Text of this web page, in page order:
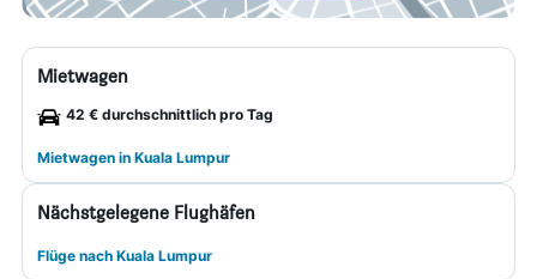
Mietwagen
42 € durchschnittlich pro Tag
Mietwagen in Kuala Lumpur
Nächstgelegene Flughäfen
Flüge nach Kuala Lumpur